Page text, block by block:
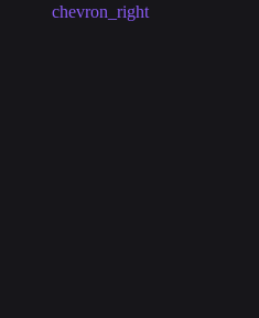
chevron_right